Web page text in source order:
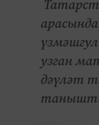
узган
дәүләт